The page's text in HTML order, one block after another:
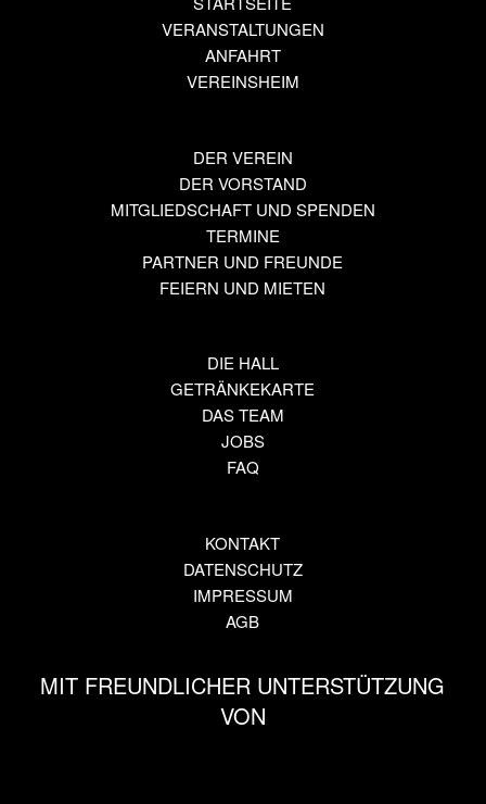
VERANSTALTUNGEN
ANFAHRT
VEREINSHEIM
DER VEREIN
DER VORSTAND
MITGLIEDSCHAFT UND SPENDEN
TERMINE
PARTNER UND FREUNDE
FEIERN UND MIETEN
DIE HALL
GETRÄNKEKARTE
DAS TEAM
JOBS
FAQ
KONTAKT
DATENSCHUTZ
IMPRESSUM
AGB
MIT FREUNDLICHER UNTERSTÜTZUNG
VON